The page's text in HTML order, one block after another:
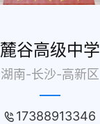
麓谷高级中学
湖南-长沙-高新区
17388913346